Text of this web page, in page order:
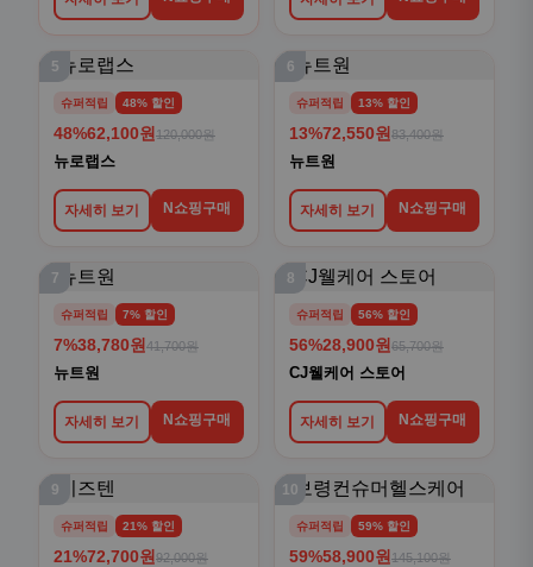
5
슈퍼적립 48% 할인
48%62,100원 120,000원
뉴로랩스
자세히 보기 N쇼핑구매
6
슈퍼적립 13% 할인
13%72,550원 83,400원
뉴트원
자세히 보기 N쇼핑구매
7
슈퍼적립 7% 할인
7%38,780원 41,700원
뉴트원
자세히 보기 N쇼핑구매
8
슈퍼적립 56% 할인
56%28,900원 65,700원
CJ웰케어 스토어
자세히 보기 N쇼핑구매
9
슈퍼적립 21% 할인
21%72,700원 92,000원
10
슈퍼적립 59% 할인
59%58,900원 145,100원